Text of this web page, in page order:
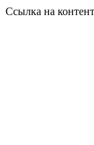
Ссылка на